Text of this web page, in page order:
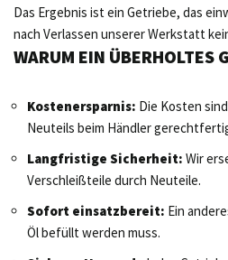
Das Ergebnis ist ein Getriebe, das
nach Verlassen unserer Werkstatt
WARUM EIN ÜBERHOLTES
Kostenersparnis: Die Kosten
Neuteils beim Händler
Langfristige Sicherheit: Wir
Verschleißteile durch Neuteile.
Sofort einsatzbereit: Ein
Öl befüllt werden muss.